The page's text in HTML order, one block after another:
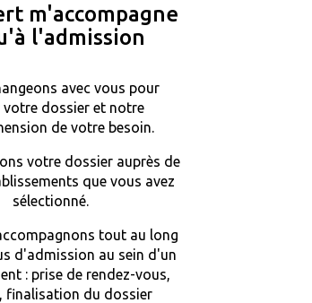
m'accompagne
l'admission
avec vous pour
votre dossier et notre
de votre besoin.
votre dossier auprès de
que vous avez
sélectionné.
tout au long
d'admission au sein d'un
: prise de rendez-vous,
finalisation du dossier